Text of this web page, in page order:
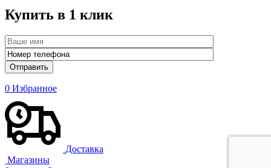
Купить в 1 клик
0 Избранное
Доставка
Магазины